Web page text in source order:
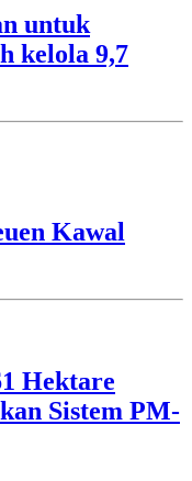
untuk
kelola 9,7
Kawal
Hektare
Sistem PM-